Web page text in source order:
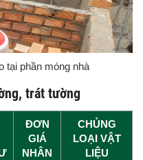
phần móng nhà
trát tường
ĐƠN
GIÁ
NHÂN
CHỦNG
LOẠI VẬT
LIỆU